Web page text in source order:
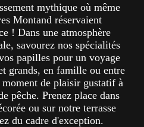
mythique où même
Montand réservaient
! Dans une atmosphère
savourez nos spécialités
papilles pour un voyage
grands, en famille ou entre
de plaisir gustatif à
pêche. Prenez place dans
ou sur notre terrasse
du cadre d'exception.